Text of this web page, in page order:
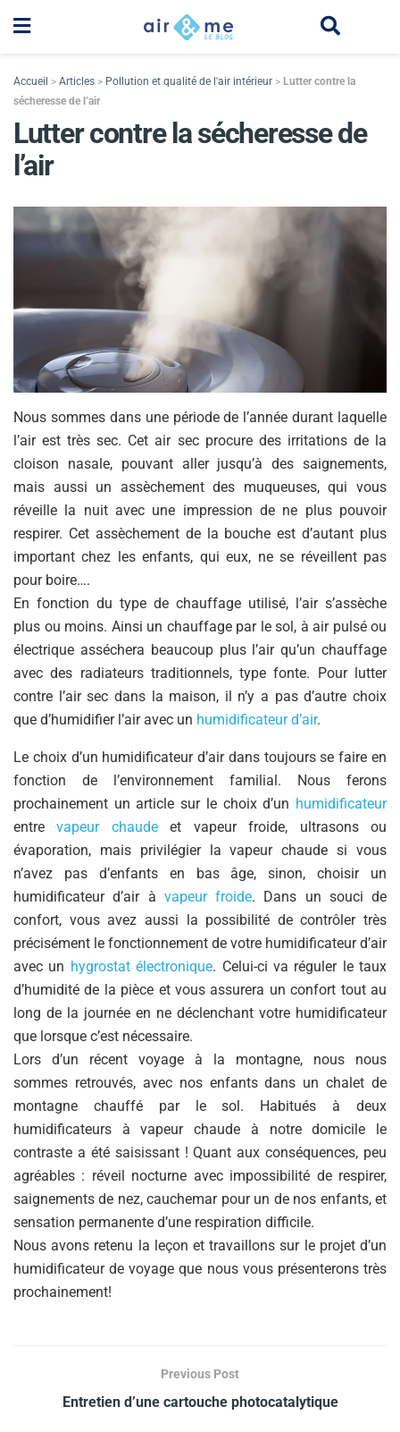
Accueil > Articles > Pollution et qualité de l'air intérieur > Lutter contre la
sécheresse de l’air
Lutter contre la sécheresse de
l’air
Nous sommes dans une période de l’année durant laquelle
l’air est très sec. Cet air sec procure des irritations de la
cloison nasale, pouvant aller jusqu’à des saignements,
mais aussi un assèchement des muqueuses, qui vous
réveille la nuit avec une impression de ne plus pouvoir
respirer. Cet assèchement de la bouche est d’autant plus
important chez les enfants, qui eux, ne se réveillent pas
pour boire….
En fonction du type de chauffage utilisé, l’air s’assèche
plus ou moins. Ainsi un chauffage par le sol, à air pulsé ou
électrique asséchera beaucoup plus l’air qu’un chauffage
avec des radiateurs traditionnels, type fonte. Pour lutter
contre l’air sec dans la maison, il n’y a pas d’autre choix
que d’humidifier l’air avec un humidificateur d’air.
Le choix d’un humidificateur d’air dans toujours se faire en
fonction de l’environnement familial. Nous ferons
prochainement un article sur le choix d’un humidificateur
entrevapeur chaudeet vapeur froide, ultrasons ou
évaporation, mais privilégier la vapeur chaude si vous
n’avez pas d’enfants en bas âge, sinon, choisir un
humidificateur d’air à vapeur froide. Dans un souci de
confort, vous avez aussi la possibilité de contrôler très
précisément le fonctionnement de votre humidificateur d’air
avec un hygrostat électronique. Celui-ci va réguler le taux
d’humidité de la pièce et vous assurera un confort tout au
long de la journée en ne déclenchant votre humidificateur
que lorsque c’est nécessaire.
Lors d’un récent voyage à la montagne, nous nous
sommes retrouvés, avec nos enfants dans un chalet de
montagne chauffé par le sol. Habitués à deux
humidificateurs à vapeur chaude à notre domicile le
contraste a été saisissant ! Quant aux conséquences, peu
agréables : réveil nocturne avec impossibilité de respirer,
saignements de nez, cauchemar pour un de nos enfants, et
sensation permanente d’une respiration difficile.
Nous avons retenu la leçon et travaillons sur le projet d’un
humidificateur de voyage que nous vous présenterons très
prochainement!
Previous Post
Entretien d’une cartouche photocatalytique